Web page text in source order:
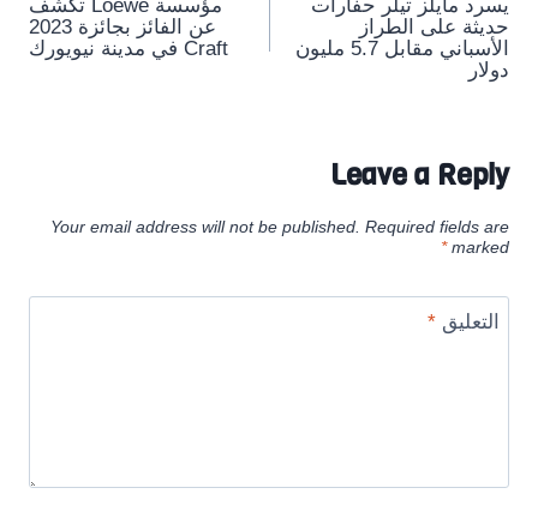
navigation
يسرد مايلز تيلر حفارات
حديثة على الطراز
الأسباني مقابل 5.7 مليون
دولار
مؤسسة Loewe تكشف
عن الفائز بجائزة 2023
Craft في مدينة نيويورك
Leave a Reply
Your email address will not be published. Required fields are
marked
*
التعليق*